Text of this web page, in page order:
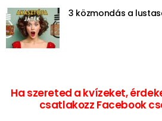
3 közmondás a
Ha szereted a kvízeket,
csatlakozz Facebook